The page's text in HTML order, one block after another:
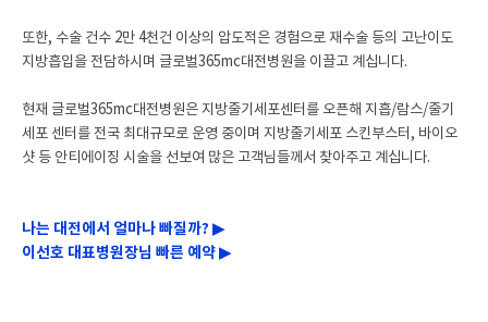
또한, 수술 건수 2만 4천건 이상의 압도적은 경험으로 재수술 등의 고난이도
지방흡입을 전담하시며 글로벌365mc대전병원을 이끌고 계십니다.
현재 글로벌365mc대전병원은 지방줄기세포센터를 오픈해 지흡/람스/줄기
세포 센터를 전국 최대규모로 운영 중이며 지방줄기세포 스킨부스터, 바이오
샷 등 안티에이징 시술을 선보여 많은 고객님들께서 찾아주고 계십니다.
나는 대전에서 얼마나 빠질까? ▶
이선호 대표병원장님 빠른 예약 ▶